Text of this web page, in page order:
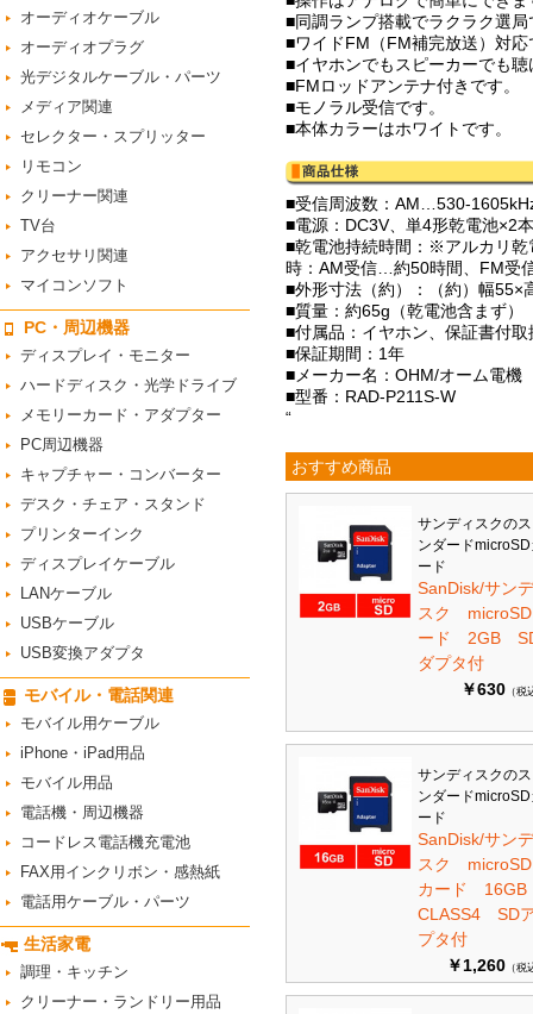
オーディオケーブル
オーディオプラグ
光デジタルケーブル・パーツ
メディア関連
セレクター・スプリッター
リモコン
クリーナー関連
TV台
アクセサリ関連
マイコンソフト
PC・周辺機器
ディスプレイ・モニター
ハードディスク・光学ドライブ
メモリーカード・アダプター
PC周辺機器
キャプチャー・コンバーター
デスク・チェア・スタンド
プリンターインク
ディスプレイケーブル
LANケーブル
USBケーブル
USB変換アダプタ
モバイル・電話関連
モバイル用ケーブル
iPhone・iPad用品
モバイル用品
電話機・周辺機器
コードレス電話機充電池
FAX用インクリボン・感熱紙
電話用ケーブル・パーツ
生活家電
調理・キッチン
クリーナー・ランドリー用品
■同調ランプ搭載でラクラク選局
■ワイドFM（FM補完放送）対応
■イヤホンでもスピーカーでも
■FMロッドアンテナ付きです。
■モノラル受信です。
■本体カラーはホワイトです。
■受信周波数：AM…530-
■電源：DC3V、単4形乾電池×2
■乾電池持続時間：※アルカリ乾
時：AM受信…約50時間、FM受
■外形寸法（約）：（約）幅55×
■質量：約65g（乾電池含まず）
■付属品：イヤホン、保証書付取
■保証期間：1年
■メーカー名：OHM/オーム電機
■型番：RAD-P211S-W
“
おすすめ商品
サンディスクの
ンダード
ード
SanDisk/サン
スク
ード 2GB
ダプタ付
￥630 （税
サンディスクの
ンダード
ード
SanDisk/サン
スク
カード
CLASS4 SD
プタ付
￥1,260 （税